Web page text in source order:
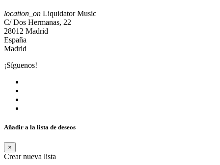
location_on Liquidator Music
C/ Dos Hermanas, 22
28012 Madrid
España
Madrid
¡Síguenos!
Añadir a la lista de deseos
×
Crear nueva lista